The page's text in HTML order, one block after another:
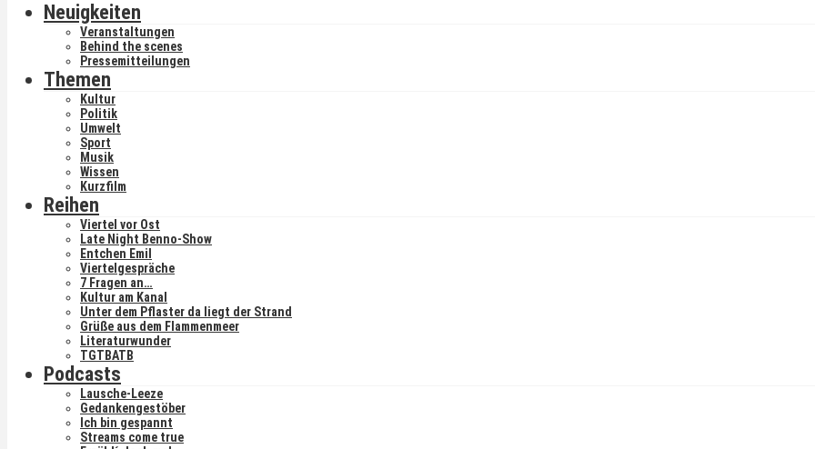
Neuigkeiten
Veranstaltungen
Behind the scenes
Pressemitteilungen
Themen
Kultur
Politik
Umwelt
Sport
Musik
Wissen
Kurzfilm
Reihen
Viertel vor Ost
Late Night Benno-Show
Entchen Emil
Viertelgespräche
7 Fragen an…
Kultur am Kanal
Unter dem Pflaster da liegt der Strand
Grüße aus dem Flammenmeer
Literaturwunder
TGTBATB
Podcasts
Lausche-Leeze
Gedankengestöber
Ich bin gespannt
Streams come true